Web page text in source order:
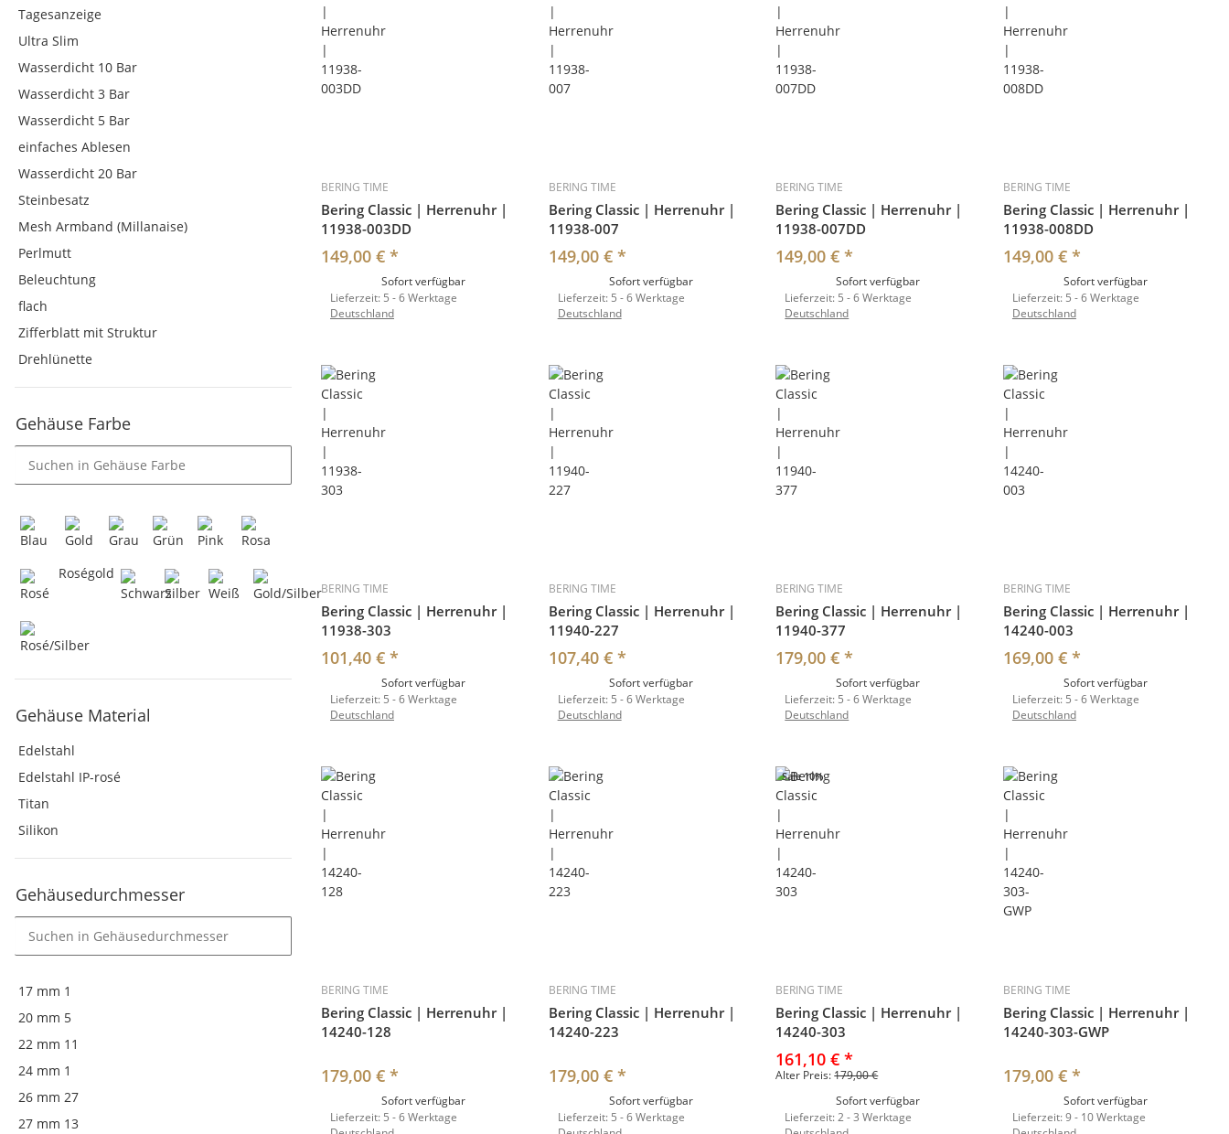
BERING TIME
Bering Classic | Herrenuhr |
11938-003DD
149,00 € *
Sofort verfügbar
Lieferzeit: 5 - 6 Werktage
Deutschland
BERING TIME
Bering Classic | Herrenuhr |
11938-007
149,00 € *
Sofort verfügbar
Lieferzeit: 5 - 6 Werktage
Deutschland
BERING TIME
Bering Classic | Herrenuhr |
11938-007DD
149,00 €*
Sofort verfügbar
Lieferzeit: 5 - 6 Werktage
Deutschland
BERING TIME
Bering Classic | Herrenuhr |
11938-008DD
149,00 € *
Sofort verfügbar
Lieferzeit: 5 - 6 Werktage
Deutschland
BERING TIME
Bering Classic | Herrenuhr |
11938-303
101,40 € *
Sofort verfügbar
Lieferzeit: 5 - 6 Werktage
Deutschland
BERING TIME
Bering Classic | Herrenuhr |
11940-227
107,40 € *
Sofort verfügbar
Lieferzeit: 5 - 6 Werktage
Deutschland
BERING TIME
Bering Classic | Herrenuhr |
11940-377
179,00 €*
Sofort verfügbar
Lieferzeit: 5 - 6 Werktage
Deutschland
BERING TIME
Bering Classic | Herrenuhr |
14240-003
169,00 € *
Sofort verfügbar
Lieferzeit: 5 - 6 Werktage
Deutschland
BERING TIME
Bering Classic | Herrenuhr |
14240-128
179,00 € *
Sofort verfügbar
Lieferzeit: 5 - 6 Werktage
BERING TIME
Bering Classic | Herrenuhr |
14240-223
179,00 € *
Sofort verfügbar
Lieferzeit: 5 - 6 Werktage
Sale 10%
BERING TIME
Bering Classic | Herrenuhr |
14240-303
161,10 €*
Alter Preis:179,00 €
Sofort verfügbar
Lieferzeit:2 - 3 Werktage
BERING TIME
Bering Classic | Herrenuhr |
14240-303-GWP
179,00 € *
Sofort verfügbar
Lieferzeit:9 - 10 Werktage
Tagesanzeige
Ultra Slim
Wasserdicht 10 Bar
Wasserdicht 3 Bar
Wasserdicht 5 Bar
einfaches Ablesen
Wasserdicht 20 Bar
Steinbesatz
Mesh Armband (Millanaise)
Perlmutt
Beleuchtung
flach
Zifferblatt mit Struktur
Drehlünette
Gehäuse Farbe
Roségold
Gehäuse Material
Edelstahl
Edelstahl IP-rosé
Titan
Silikon
Gehäusedurchmesser
17 mm 1
20 mm 5
22 mm 11
24 mm 1
26 mm 27
27 mm 13